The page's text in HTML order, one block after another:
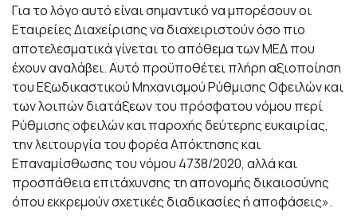
Για το λόγο αυτό είναι σημαντικό να μπορέσουν οι
Εταιρείες Διαχείρισης να διαχειριστούν όσο πιο
αποτελεσματικά γίνεται το απόθεμα των ΜΕΔ που
έχουν αναλάβει. Αυτό προϋποθέτει πλήρη αξιοποίηση
του Εξωδικαστικού Μηχανισμού Ρύθμισης Οφειλών και
των λοιπών διατάξεων του πρόσφατου νόμου περί
Ρύθμισης οφειλών και παροχής δεύτερης ευκαιρίας,
την λειτουργία του φορέα Απόκτησης και
Επαναμίσθωσης του νόμου 4738/2020, αλλά και
προσπάθεια επιτάχυνσης τη απονομής δικαιοσύνης
όπου εκκρεμούν σχετικές διαδικασίες ή αποφάσεις».